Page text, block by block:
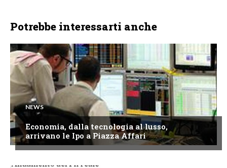
Potrebbe interessarti anche
NEWS
Economia, dalla tecnologia al lusso,
arrivano le Ipo a Piazza Affari